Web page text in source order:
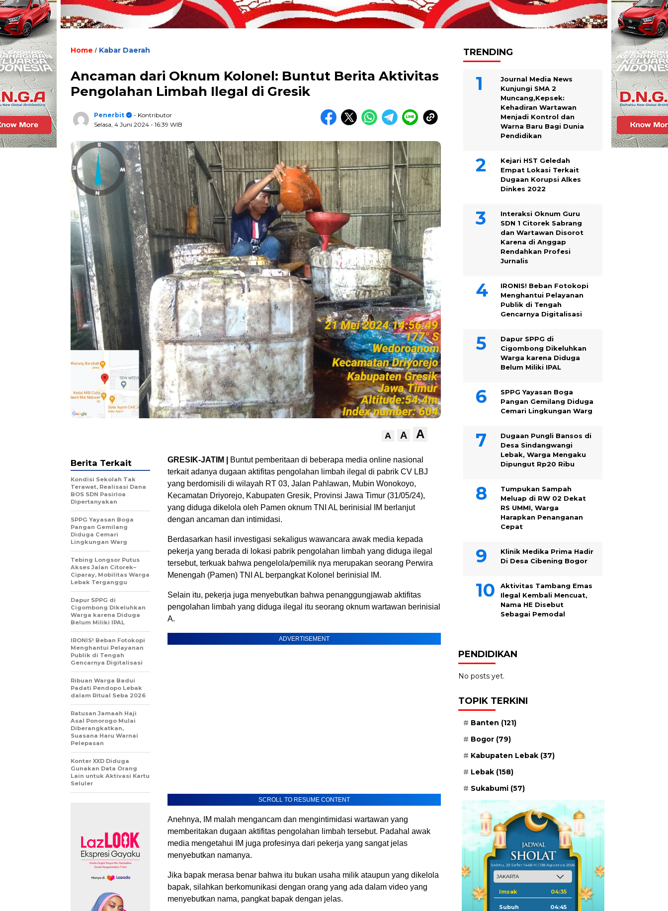
Home / Kabar Daerah
Ancaman dari Oknum Kolonel: Buntut Berita Aktivitas
Pengolahan Limbah Ilegal di Gresik
Penerbit
- Kontributor
Selasa, 4 Juni 2024 - 16:39 WIB
A A A
GRESIK-JATIM
Buntut pemberitaan di beberapa media online nasional
terkait adanya dugaan aktifitas pengolahan limbah ilegal di pabrik CV LBJ
yang berdomisili di wilayah RT 03, Jalan Pahlawan, Mubin Wonokoyo,
Kecamatan Driyorejo, Kabupaten Gresik, Provinsi Jawa Timur (31/05/24),
yang diduga dikelola oleh Pamen oknum TNI AL berinisial IM berlanjut
dengan ancaman dan intimidasi.
Berdasarkan hasil investigasi sekaligus wawancara awak media kepada
pekerja yang berada di lokasi pabrik pengolahan limbah yang diduga ilegal
tersebut, terkuak bahwa pengelola/pemilik nya merupakan seorang Perwira
Menengah (Pamen) TNI AL berpangkat Kolonel berinisial IM.
Selain itu, pekerja juga menyebutkan bahwa penanggungjawab aktifitas
pengolahan limbah yang diduga ilegal itu seorang oknum wartawan berinisial
A.
ADVERTISEMENT
SCROLL TO RESUME CONTENT
Anehnya, IM malah mengancam dan mengintimidasi wartawan yang
memberitakan dugaan aktifitas pengolahan limbah tersebut. Padahal awak
media mengetahui IM juga profesinya dari pekerja yang sangat jelas
menyebutkan namanya.
Jika bapak merasa benar bahwa itu bukan usaha milik ataupun yang dikelola
bapak, silahkan berkomunikasi dengan orang yang ada dalam video yang
menyebutkan nama, pangkat bapak dengan jelas.
Berita Terkait
Kondisi Sekolah Tak
Terawat, Realisasi Dana
BOS SDN Pasirloa
Dipertanyakan
SPPG Yayasan Boga
Pangan Gemilang
Diduga Cemari
Lingkungan Warg
Tebing Longsor Putus
Akses Jalan Citorek–
Ciparay, Mobilitas Warga
Lebak Terganggu
Dapur SPPG di
Cigombong Dikeluhkan
Warga karena Diduga
Belum Miliki IPAL
IRONIS! Beban Fotokopi
Menghantui Pelayanan
Publik di Tengah
Gencarnya Digitalisasi
Ribuan Warga Badui
Padati Pendopo Lebak
dalam Ritual Seba 2026
Ratusan Jamaah Haji
Asal Ponorogo Mulai
Diberangkatkan,
Suasana Haru Warnai
Pelepasan
Konter XXD Diduga
Gunakan Data Orang
Lain untuk Aktivasi Kartu
Seluler
TRENDING
Journal Media News
Kunjungi SMA 2
Muncang,Kepsek:
Kehadiran Wartawan
Menjadi Kontrol dan
Warna Baru Bagi Dunia
Pendidikan
Kejari HST Geledah
Empat Lokasi Terkait
Dugaan Korupsi Alkes
Dinkes 2022
Interaksi Oknum Guru
SDN 1 Citorek Sabrang
dan Wartawan Disorot
Karena di Anggap
Rendahkan Profesi
Jurnalis
IRONIS! Beban Fotokopi
Menghantui Pelayanan
Publik di Tengah
Gencarnya Digitalisasi
Dapur SPPG di
Cigombong Dikeluhkan
Warga karena Diduga
Belum Miliki IPAL
SPPG Yayasan Boga
Pangan Gemilang Diduga
Cemari Lingkungan Warg
Dugaan Pungli Bansos di
Desa Sindangwangi
Lebak, Warga Mengaku
Dipungut Rp20 Ribu
Tumpukan Sampah
Meluap di RW 02 Dekat
RS UMMI, Warga
Harapkan Penanganan
Cepat
Klinik Medika Prima Hadir
Di Desa Cibening Bogor
Aktivitas Tambang Emas
Ilegal Kembali Mencuat,
Nama HE Disebut
Sebagai Pemodal
PENDIDIKAN
No posts yet.
TOPIK TERKINI
Banten (121)
Bogor (79)
Kabupaten Lebak (37)
Lebak (158)
Sukabumi (57)
Sabtu, 23 Safar 1448 H / 08 Agustus 2026
Imsak 04:35
Subuh 04:45